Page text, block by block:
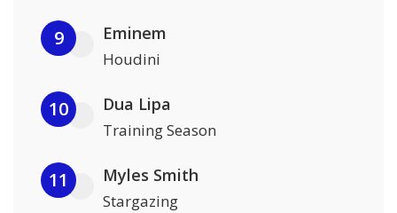
9 Eminem
Houdini
10 Dua Lipa
Training Season
11 Myles Smith
Stargazing